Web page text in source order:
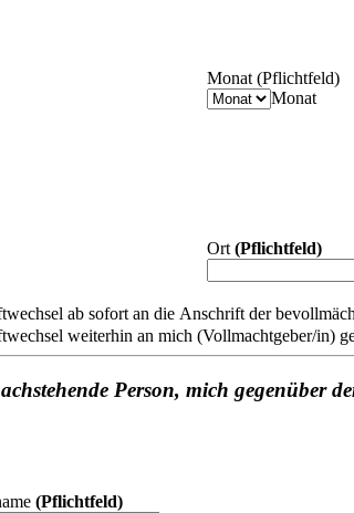
Monat (Pflichtfeld)
Monat
Ort (Pflichtfeld)
ab sofort an die Anschrift der
weiterhin an mich (Vollmachtgeber/in)
Person, mich gegenüber
(Pflichtfeld)